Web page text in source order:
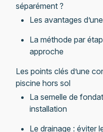
séparément ?
Les avantages
La méthode par
approche
Les points clés d’une
piscine hors sol
La semelle de
installation
Le drainage : éviter